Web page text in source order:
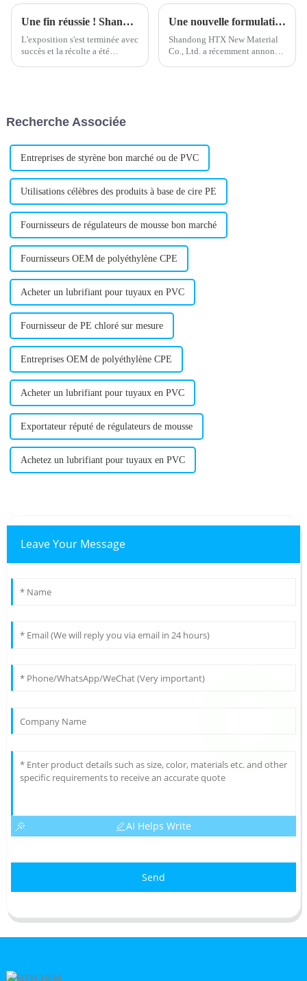
Une fin réussie ! Shandong HTX New Material Co., Ltd participe au Salon international de l'emballage plastique du Nigeria !
L'exposition s'est terminée avec
succès et la récolte a été
d'avoir continué d'avancer.
Une nouvelle formulation de stabilisant calcium-zinc améliore la stabilité du produit
Shandong HTX New Material
Co., Ltd. a récemment annoncé
Recherche Associée
Entreprises de styrène bon marché ou de PVC
Utilisations célèbres des produits à base de cire PE
Fournisseurs de régulateurs de mousse bon marché
Fournisseurs OEM de polyéthylène CPE
Acheter un lubrifiant pour tuyaux en PVC
Fournisseur de PE chloré sur mesure
Entreprises OEM de polyéthylène CPE
Acheter un lubrifiant pour tuyaux en PVC
Exportateur réputé de régulateurs de mousse
Achetez un lubrifiant pour tuyaux en PVC
Leave Your Message
AI Helps Write
Send